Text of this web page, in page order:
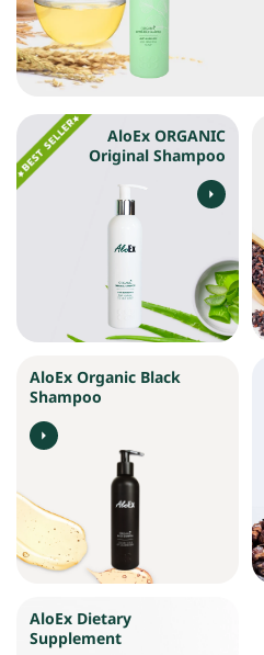
AloEx ORGANIC
Original Shampoo
AloEx Organic Black
Shampoo
AloEx Dietary
Supplement